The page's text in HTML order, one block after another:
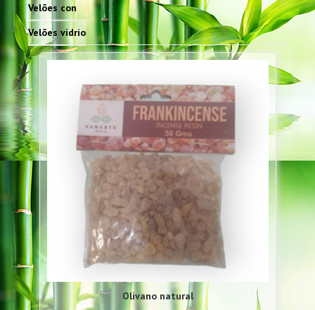
Velões con
Velões vidrio
Olivano natural